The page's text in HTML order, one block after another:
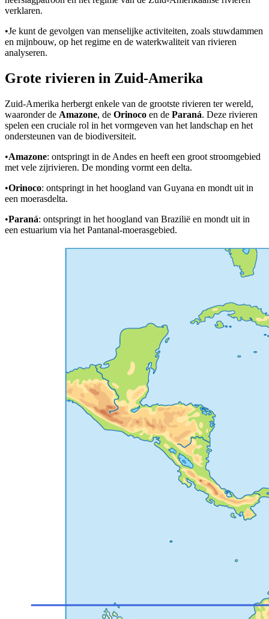
verklaren.
•Je kunt de gevolgen van menselijke activiteiten, zoals stuwdammen
en mijnbouw, op het regime en de waterkwaliteit van rivieren
analyseren.
Grote rivieren in Zuid-Amerika
Zuid-Amerika herbergt enkele van de grootste rivieren ter wereld,
waaronder de Amazone, de Orinoco en de Paraná. Deze rivieren
spelen een cruciale rol in het vormgeven van het landschap en het
ondersteunen van de biodiversiteit.
•Amazone: ontspringt in de Andes en heeft een groot stroomgebied
met vele zijrivieren. De monding vormt een delta.
•Orinoco: ontspringt in het hoogland van Guyana en mondt uit in
een moerasdelta.
•Paraná: ontspringt in het hoogland van Brazilië en mondt uit in
een estuarium via het Pantanal-moerasgebied.